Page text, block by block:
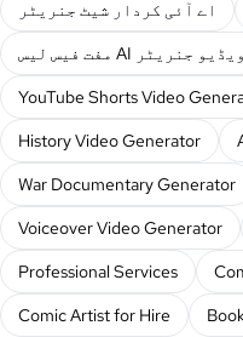
اے آئی کردار شیٹ جنریٹر
مفت فیس لیس AI ویڈیو جنریٹر
YouTube Shorts Video
History Video Generator
War Documentary Generator
Voiceover Video Generator
Professional Services
Comic Artist for Hire